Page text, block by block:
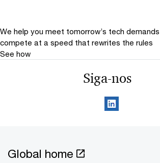
We help you meet tomorrow’s tech demands
compete at a speed that rewrites the rules
See how
Siga-nos
Global home